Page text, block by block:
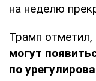
на неделю
Трамп отметил,
могут
по